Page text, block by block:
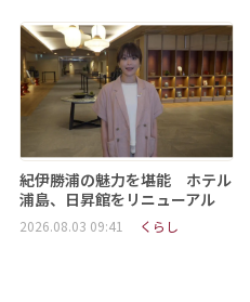
紀伊勝浦の魅力を堪能 ホテル
浦島、日昇館をリニューアル
2026.08.03 09:41 くらし